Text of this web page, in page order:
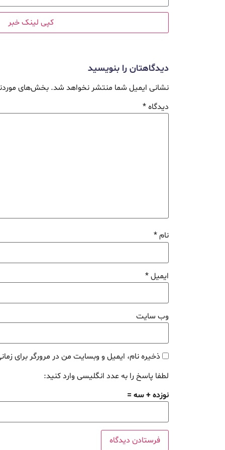
کپی لینک خبر
دیدگاهتان را بنویسید
نشانی ایمیل شما منتشر نخواهد شد. بخش‌های
دیدگاه*
نام*
ایمیل*
وب‌ سایت
ذخیره نام، ایمیل و وبسایت من در مرورگر برای
لطفا پاسخ را به عدد انگلیسی وارد کنید:
نوزده + سه =